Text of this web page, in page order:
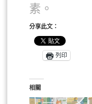
素。
分享此文：
列印
相關